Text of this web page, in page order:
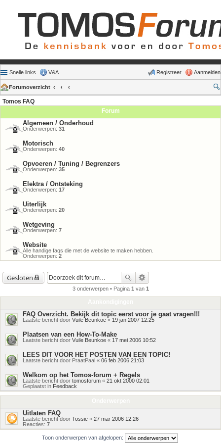
Snelle links V&A Aanmelden
Registreer
Forumoverzicht
Tomos FAQ
Forum
Algemeen / Onderhoud
Onderwerpen: 31
Motorisch
Onderwerpen: 40
Opvoeren / Tuning / Begrenzers
Onderwerpen: 35
Elektra / Ontsteking
Onderwerpen: 17
Uiterlijk
Onderwerpen: 20
Wetgeving
Onderwerpen: 7
Website
Alle handige faqs die met de website te maken hebben.
Onderwerpen: 2
Gesloten
3 onderwerpen • Pagina 1 van 1
FAQ Overzicht. Bekijk dit topic eerst voor je gaat vragen!!!
Laatste bericht door Vuile Beunkoe « 19 jan 2007 12:25
Plaatsen van een How-To-Make
Laatste bericht door Vuile Beunkoe « 17 mei 2006 10:52
LEES DIT VOOR HET POSTEN VAN EEN TOPIC!
Laatste bericht door PraatPaal « 06 feb 2006 21:03
Welkom op het Tomos-forum + Regels
Laatste bericht door tomosforum « 21 okt 2000 02:01
Geplaatst in Feedback
Uitlaten FAQ
Laatste bericht door Tossie « 27 mar 2006 12:26
Reacties: 7
Toon onderwerpen van afgelopen: